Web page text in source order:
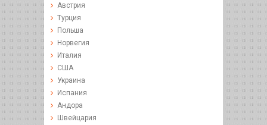
Австрия
Турция
Польша
Норвегия
Италия
США
Украина
Испания
Андора
Швейцария